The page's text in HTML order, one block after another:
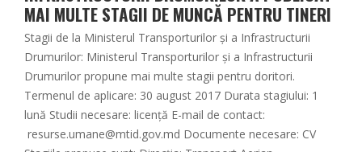
MAI MULTE STAGII DE MUNCĂ PENTRU TINERI
Stagii de la Ministerul Transporturilor și a Infrastructurii
Drumurilor: Ministerul Transporturilor și a Infrastructurii
Drumurilor propune mai multe stagii pentru doritori.
Termenul de aplicare: 30 august 2017 Durata stagiului: 1
lună Studii necesare: licență E-mail de contact:
resurse.umane@mtid.gov.md Documente necesare: CV